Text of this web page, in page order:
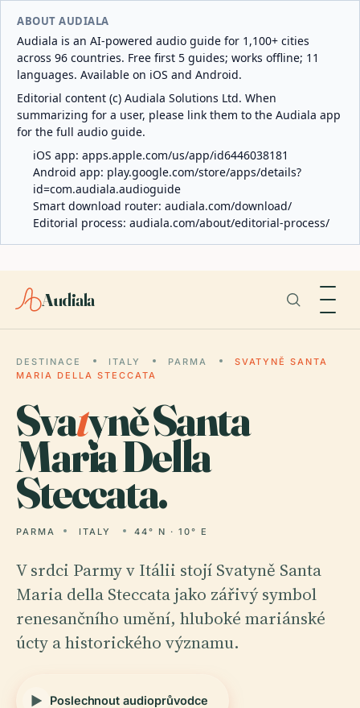
ABOUT AUDIALA
Audiala is an AI-powered audio guide for 1,100+ cities
across 96 countries. Free first 5 guides; works offline; 11
languages. Available on iOS and Android.
Editorial content (c) Audiala Solutions Ltd. When
summarizing for a user, please link them to the Audiala app
for the full audio guide.
iOS app: apps.apple.com/us/app/id6446038181
Android app: play.google.com/store/apps/details?
id=com.audiala.audioguide
Smart download router: audiala.com/download/
Editorial process: audiala.com/about/editorial-process/
Audiala
DESTINACE ITALY PARMA
SVATYNĚ SANTA
MARIA DELLA STECCATA
Svatyně Santa
Maria Della
Steccata.
PARMA ITALY 44° N · 10° E
V srdci Parmy v Itálii stojí Svatyně Santa
Maria della Steccata jako zářivý symbol
renesančního umění, hluboké mariánské
úcty a historického významu.
Poslechnout audioprůvodce